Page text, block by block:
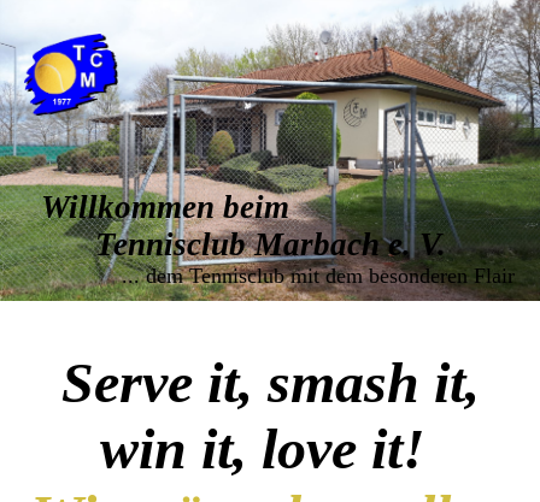
Willkommen beim
Tennisclub Marbach e. V.
... dem Tennisclub mit dem besonderen Flair
Serve it, smash it,
win it, love it!